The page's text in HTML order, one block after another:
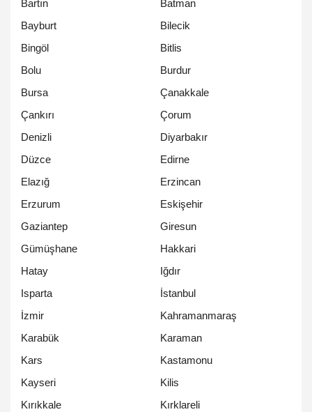
Bartın
Batman
Bayburt
Bilecik
Bingöl
Bitlis
Bolu
Burdur
Bursa
Çanakkale
Çankırı
Çorum
Denizli
Diyarbakır
Düzce
Edirne
Elazığ
Erzincan
Erzurum
Eskişehir
Gaziantep
Giresun
Gümüşhane
Hakkari
Hatay
Iğdır
Isparta
İstanbul
İzmir
Kahramanmaraş
Karabük
Karaman
Kars
Kastamonu
Kayseri
Kilis
Kırıkkale
Kırklareli